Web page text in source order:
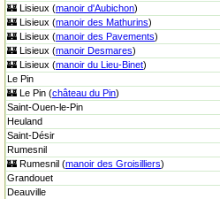
🏰 Lisieux (manoir d'Aubichon)
🏰 Lisieux (manoir des Mathurins)
🏰 Lisieux (manoir des Pavements)
🏰 Lisieux (manoir Desmares)
🏰 Lisieux (manoir du Lieu-Binet)
Le Pin
🏰 Le Pin (château du Pin)
Saint-Ouen-le-Pin
Heuland
Saint-Désir
Rumesnil
🏰 Rumesnil (manoir des Groisilliers)
Grandouet
Deauville